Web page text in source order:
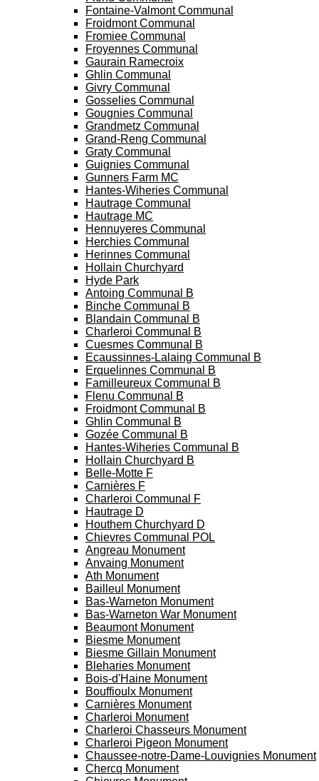
Fontaine-Valmont Communal
Froidmont Communal
Fromiee Communal
Froyennes Communal
Gaurain Ramecroix
Ghlin Communal
Givry Communal
Gosselies Communal
Gougnies Communal
Grandmetz Communal
Grand-Reng Communal
Graty Communal
Guignies Communal
Gunners Farm MC
Hantes-Wiheries Communal
Hautrage Communal
Hautrage MC
Hennuyeres Communal
Herchies Communal
Herinnes Communal
Hollain Churchyard
Hyde Park
Antoing Communal B
Binche Communal B
Blandain Communal B
Charleroi Communal B
Cuesmes Communal B
Ecaussinnes-Lalaing Communal B
Erquelinnes Communal B
Familleureux Communal B
Flenu Communal B
Froidmont Communal B
Ghlin Communal B
Gozée Communal B
Hantes-Wiheries Communal B
Hollain Churchyard B
Belle-Motte F
Carnières F
Charleroi Communal F
Hautrage D
Houthem Churchyard D
Chievres Communal POL
Angreau Monument
Anvaing Monument
Ath Monument
Bailleul Monument
Bas-Warneton Monument
Bas-Warneton War Monument
Beaumont Monument
Biesme Monument
Biesme Gillain Monument
Bleharies Monument
Bois-d'Haine Monument
Bouffioulx Monument
Carnières Monument
Charleroi Monument
Charleroi Chasseurs Monument
Charleroi Pigeon Monument
Chaussee-notre-Dame-Louvignies Monument
Chercq Monument